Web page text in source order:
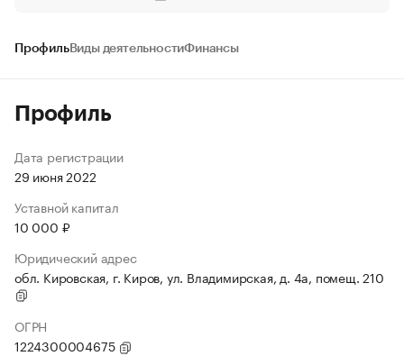
ПрофильВиды деятельностиФинансы
Профиль
Дата регистрации
29 июня 2022
Уставной капитал
10 000 ₽
Юридический адрес
обл. Кировская, г. Киров, ул. Владимирская, д. 4а, помещ. 210
ОГРН
1224300004675